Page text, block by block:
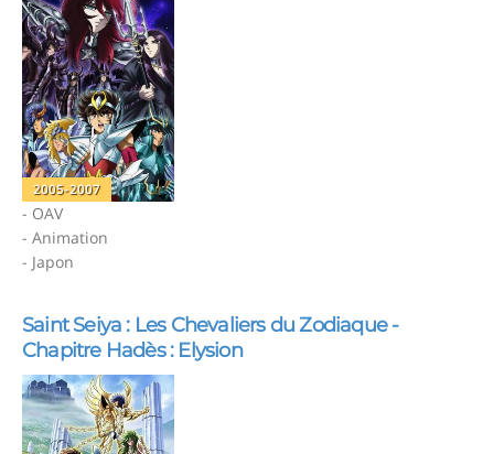
2005-2007
- OAV
- Animation
- Japon
Saint Seiya : Les Chevaliers du Zodiaque -
Chapitre Hadès : Elysion